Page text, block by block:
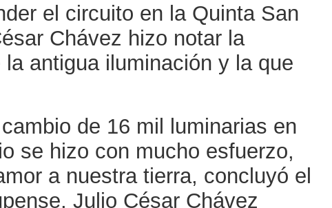
el circuito en la Quinta San
Chávez hizo notar la
antigua iluminación y la que
de 16 mil luminarias en
se hizo con mucho esfuerzo,
a nuestra tierra, concluyó el
Julio César Chávez